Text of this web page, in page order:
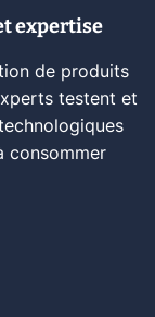
expertise
de produits
testent et
consommer